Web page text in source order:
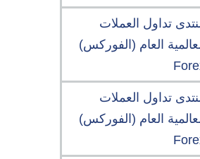
تداول العملات
العام (الفوركس)
تداول العملات
العام (الفوركس)